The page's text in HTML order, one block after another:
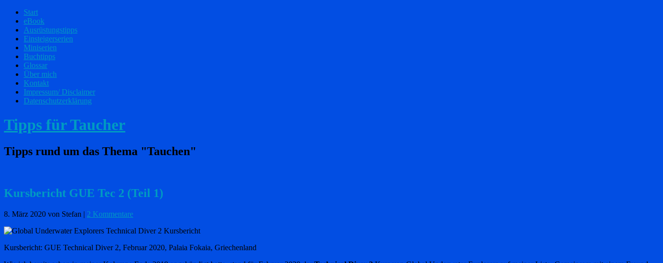
Start
eBook
Ausrüstungstipps
Einsteigerserien
Miniserien
Buchtipps
Glossar
Über mich
Kontakt
Impressum/ Disclaimer
Datenschutzerklärung
Tipps für Taucher
Tipps rund um das Thema "Tauchen"
Kursbericht GUE Tec 2 (Teil 1)
8. März 2020 von Stefan | 2 Kommentare
Kursbericht: GUE Technical Diver 2, Februar 2020, Palaia Fokaia, Griechenland